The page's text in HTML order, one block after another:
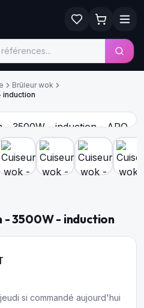
Brûleur wok
induction
- 3500W - induction
si commandé aujourd'hui